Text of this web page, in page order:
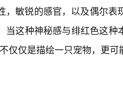
，敏锐的感官，以及偶尔
当这种神秘感与绯红色这种
仅仅是描绘一只宠物，更